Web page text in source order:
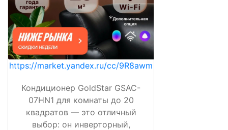
https://market.yandex.ru/cc/9R8awm
Кондиционер GoldStar GSAC-
07HN1 для комнаты до 20
квадратов — это отличный
выбор: он инверторный,